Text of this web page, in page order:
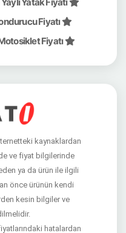
Fiyatı
Fiyatı
kaynaklardan
ve fiyat bilgilerinde
ya da ürün ile ilgili
önce ürünün kendi
kesin bilgiler ve
hatalardan